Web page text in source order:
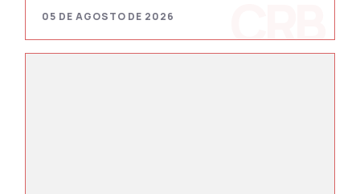
05 DE AGOSTO DE 2026